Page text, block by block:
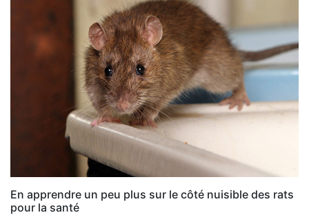
En apprendre un peu plus sur le côté nuisible des rats
pour la santé